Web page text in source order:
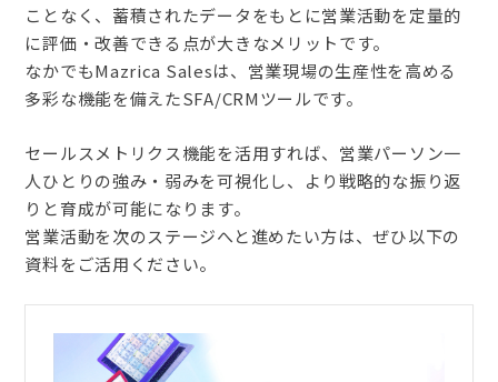
ことなく、蓄積されたデータをもとに営業活動を定量的
に評価・改善できる点が大きなメリットです。
なかでもMazrica Salesは、営業現場の生産性を高める
多彩な機能を備えたSFA/CRMツールです。
セールスメトリクス機能を活用すれば、営業パーソン一
人ひとりの強み・弱みを可視化し、より戦略的な振り返
りと育成が可能になります。
営業活動を次のステージへと進めたい方は、ぜひ以下の
資料をご活用ください。